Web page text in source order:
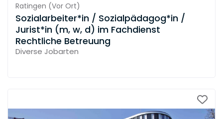
Ratingen (Vor Ort)
Sozialarbeiter*in / Sozialpädagog*in /
Jurist*in (m, w, d) im Fachdienst
Rechtliche Betreuung
Diverse Jobarten